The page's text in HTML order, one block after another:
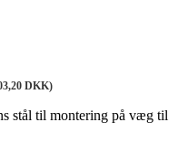
DKK)
stål til montering på væg til